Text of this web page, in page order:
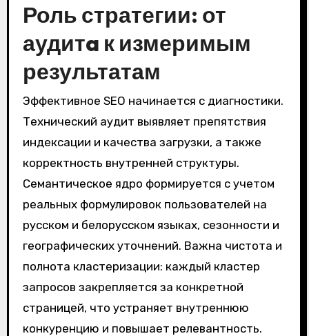
Роль стратегии: от
аудитa к измеримым
результатам
Эффективное SEO начинается с диагностики.
Технический аудит выявляет препятствия
индексации и качества загрузки, а также
корректность внутренней структуры.
Семантическое ядро формируется с учетом
реальных формулировок пользователей на
русском и белорусском языках, сезонности и
географических уточнений. Важна чистота и
полнота кластеризации: каждый кластер
запросов закрепляется за конкретной
страницей, что устраняет внутреннюю
конкуренцию и повышает релевантность.